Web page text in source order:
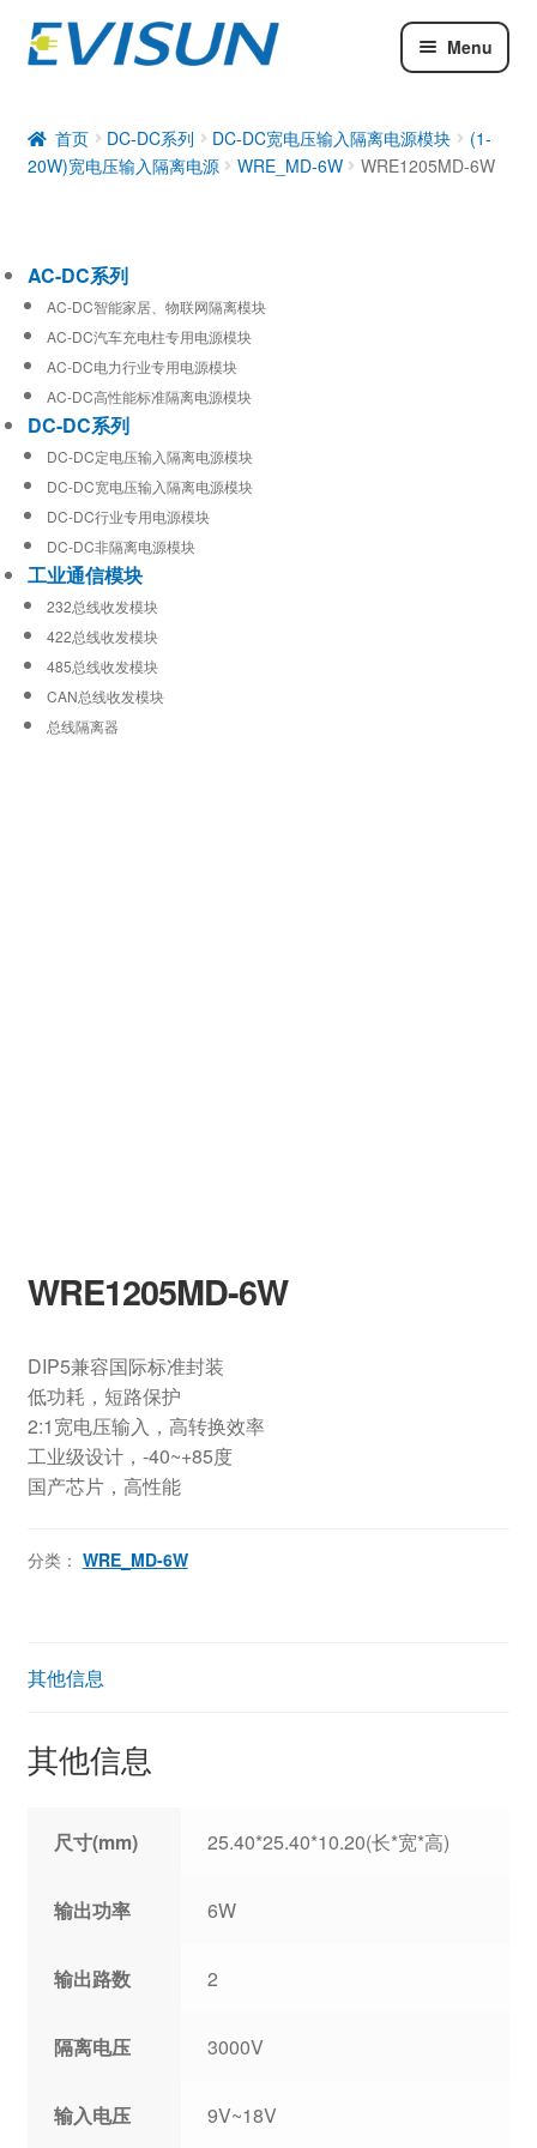
Menu
DC-DC系列
工业通信模块
首页 DC-DC系列 DC-DC宽电压输入隔离电源模块
(1-
20W)宽电压输入隔离电源
WRE_MD-6W WRE1205MD-6W
WRE1205MD-6W
DIP5兼容国际标准封装
低功耗，短路保护
2:1宽电压输入，高转换效率
工业级设计，-40~+85度
国产芯片，高性能
分类： WRE_MD-6W
其他信息
其他信息
尺寸(mm) 25.40*25.40*10.20(长*宽*高)
输出功率 6W
输出路数 2
隔离电压 3000V
输入电压 9V~18V
AC-DC系列
AC-DC智能家居、物联网隔离模块
AC-DC汽车充电柱专用电源模块
AC-DC电力行业专用电源模块
AC-DC高性能标准隔离电源模块
DC-DC系列
DC-DC定电压输入隔离电源模块
DC-DC宽电压输入隔离电源模块
DC-DC行业专用电源模块
DC-DC非隔离电源模块
工业通信模块
232总线收发模块
422总线收发模块
485总线收发模块
CAN总线收发模块
总线隔离器